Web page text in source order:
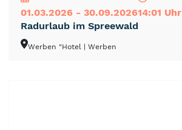
01.03.2026 - 30.09.202614:01 Uhr
Radurlaub im Spreewald
Werben "Hotel | Werben